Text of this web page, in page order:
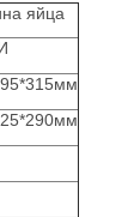
яйца